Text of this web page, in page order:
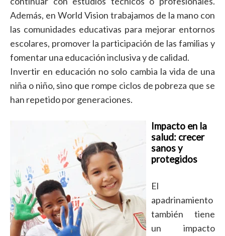
Además, en World Vision trabajamos de la mano con
las comunidades educativas para mejorar entornos
escolares, promover la participación de las familias y
fomentar una educación inclusiva y de calidad.
Invertir en educación no solo cambia la vida de una
niña o niño, sino que rompe ciclos de pobreza que se
han repetido por generaciones.
Impacto en la
salud: crecer
sanos y
protegidos
El
apadrinamiento
también tiene
un impacto